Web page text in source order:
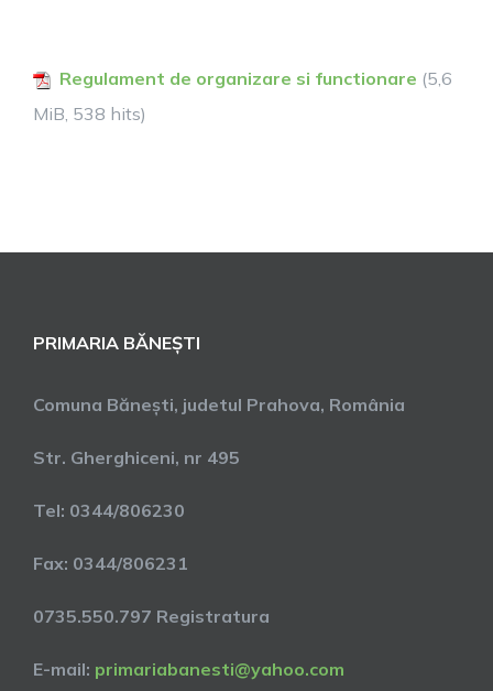
Regulament de organizare si functionare (5,6
MiB, 538 hits)
PRIMARIA BĂNEȘTI
Comuna Bănești, judetul Prahova, România
Str. Gherghiceni, nr 495
Tel: 0344/806230
Fax: 0344/806231
0735.550.797 Registratura
E-mail: primariabanesti@yahoo.com